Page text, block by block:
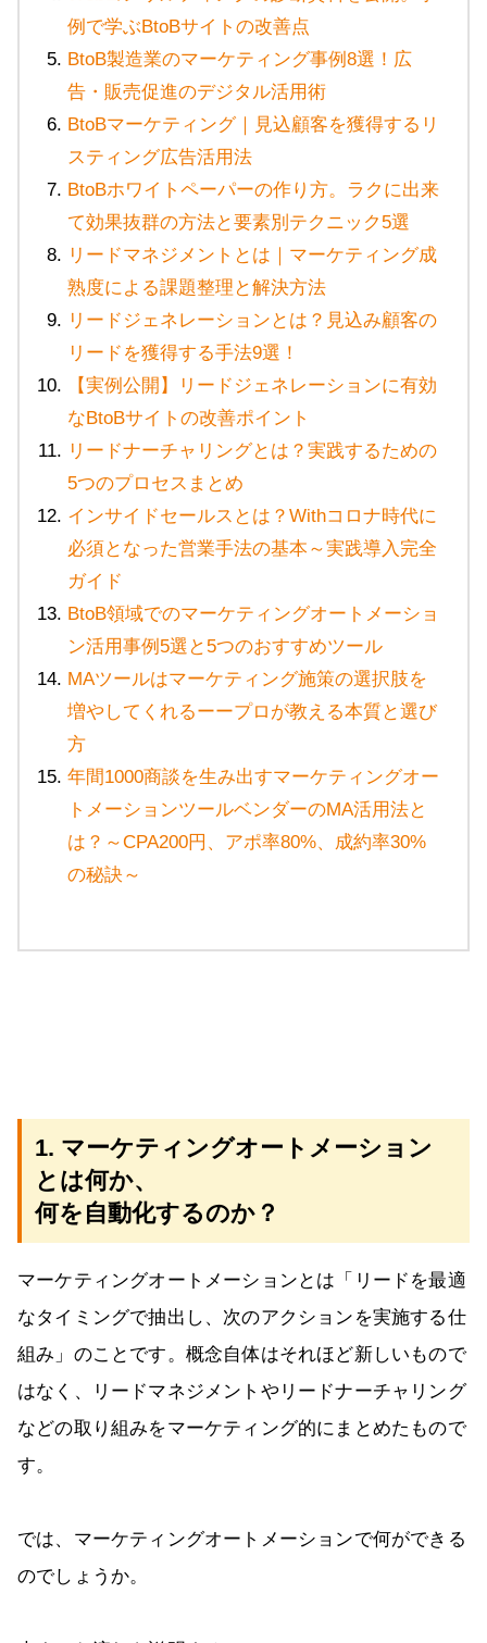
例で学ぶBtoBサイトの改善点
BtoB製造業のマーケティング事例8選！広
告・販売促進のデジタル活用術
BtoBマーケティング｜見込顧客を獲得するリ
スティング広告活用法
BtoBホワイトペーパーの作り方。ラクに出来
て効果抜群の方法と要素別テクニック5選
リードマネジメントとは｜マーケティング成
熟度による課題整理と解決方法
リードジェネレーションとは？見込み顧客の
リードを獲得する手法9選！
【実例公開】リードジェネレーションに有効
なBtoBサイトの改善ポイント
リードナーチャリングとは？実践するための
5つのプロセスまとめ
インサイドセールスとは？Withコロナ時代に
必須となった営業手法の基本～実践導入完全
ガイド
BtoB領域でのマーケティングオートメーショ
ン活用事例5選と5つのおすすめツール
MAツールはマーケティング施策の選択肢を
増やしてくれるーープロが教える本質と選び
方
年間1000商談を生み出すマーケティングオー
トメーションツールベンダーのMA活用法と
は？～CPA200円、アポ率80%、成約率30%
の秘訣～
1. マーケティングオートメーション
とは何か、
何を自動化するのか？
マーケティングオートメーションとは「リードを最適
なタイミングで抽出し、次のアクションを実施する仕
組み」のことです。概念自体はそれほど新しいもので
はなく、リードマネジメントやリードナーチャリング
などの取り組みをマーケティング的にまとめたもので
す。
では、マーケティングオートメーションで何ができる
のでしょうか。